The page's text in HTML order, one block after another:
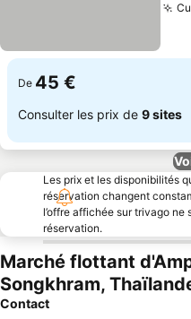
De 45 €
Consulter les prix de 9 sites
Les prix et les disponibilités
réservation changent
l’offre affichée sur trivago
réservation.
Marché flottant
Songkhram,
Contact